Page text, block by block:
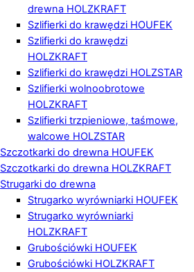
drewna HOLZKRAFT
Szlifierki do krawędzi HOUFEK
Szlifierki do krawędzi
HOLZKRAFT
Szlifierki do krawędzi HOLZSTAR
Szlifierki wolnoobrotowe
HOLZKRAFT
Szlifierki trzpieniowe, taśmowe,
walcowe HOLZSTAR
Szczotkarki do drewna HOUFEK
Szczotkarki do drewna HOLZKRAFT
Strugarki do drewna
Strugarko wyrówniarki HOUFEK
Strugarko wyrówniarki
HOLZKRAFT
Grubościówki HOUFEK
Grubościówki HOLZKRAFT